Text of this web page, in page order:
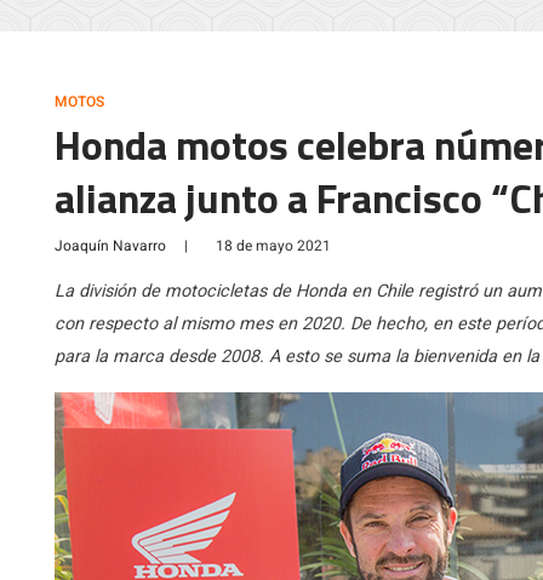
MOTOS
Honda motos celebra
alianza junto a Francisco
Joaquín Navarro | 18 de mayo 2021
La división de motocicletas de Honda en Chile registró un
con respecto al mismo mes en 2020. De hecho, en este
para la marca desde 2008. A esto se suma la bienvenida en